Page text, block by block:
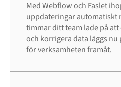
Med Webflow och Faslet
uppdateringar automatiskt
timmar ditt team lade på
och korrigera data läggs
för verksamheten framåt.